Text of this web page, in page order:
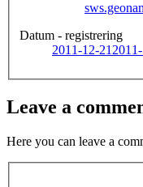
Datum - registrering
2011-12-21
Leave a
Here you can leave a